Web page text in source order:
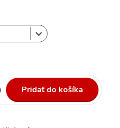
Pridať do košíka